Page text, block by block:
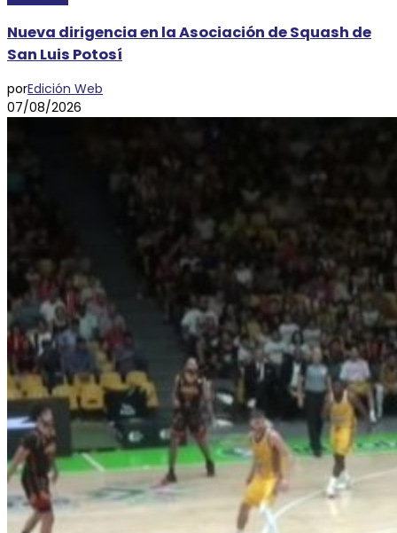
Nueva dirigencia en la Asociación de Squash de
San Luis Potosí
porEdición Web
07/08/2026